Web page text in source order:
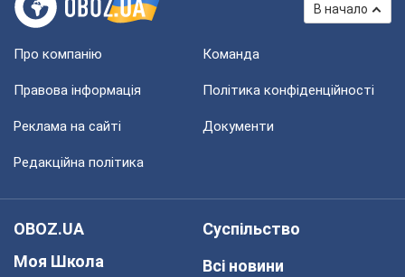
В начало
Про компанію Команда
Правова інформація Політика конфіденційності
Реклама на сайті Документи
Редакційна політика
OBOZ.UA
Моя Школа
Суспільство
Всі новини